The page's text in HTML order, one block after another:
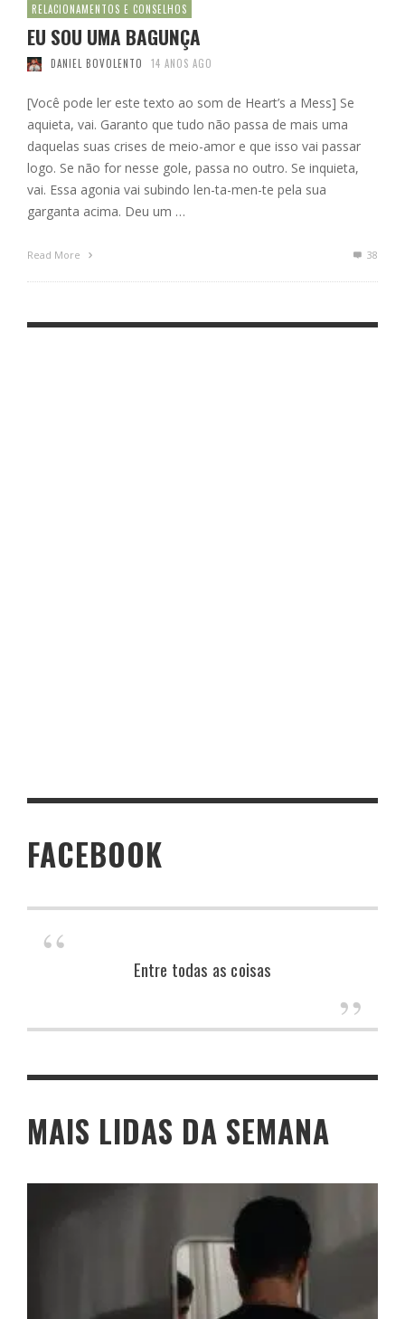
RELACIONAMENTOS E CONSELHOS
EU SOU UMA BAGUNÇA
DANIEL BOVOLENTO 14 ANOS AGO
[Você pode ler este texto ao som de Heart’s a Mess] Se
aquieta, vai. Garanto que tudo não passa de mais uma
daquelas suas crises de meio-amor e que isso vai passar
logo. Se não for nesse gole, passa no outro. Se inquieta,
vai. Essa agonia vai subindo len-ta-men-te pela sua
garganta acima. Deu um …
Read More 38
FACEBOOK
Entre todas as coisas
MAIS LIDAS DA SEMANA